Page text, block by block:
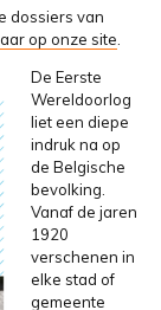
dossiers van
op onze site
De Eerste
Wereldoorlog
liet een diepe
indruk na op
de Belgische
bevolking.
Vanaf de jaren
1920
verschenen in
elke stad of
gemeente